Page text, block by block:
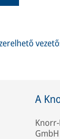
A
GmbH